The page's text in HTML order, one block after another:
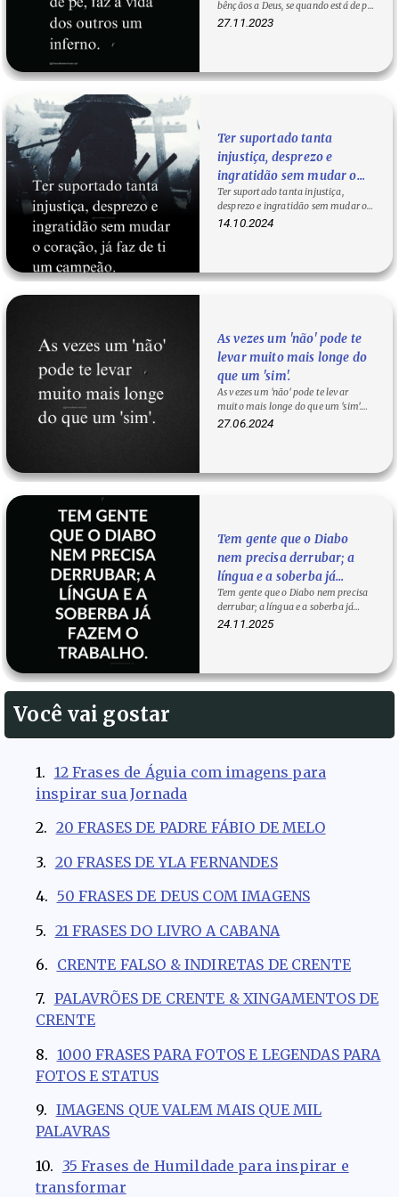
bênçãos a Deus, se quando está de pé,
torna a vida dos outros um…
27.11.2023
Ter suportado tanta
injustiça, desprezo e
ingratidão sem mudar o
coração, já faz de ti um
campeão.
Ter suportado tanta injustiça,
desprezo e ingratidão sem mudar o
coração, já faz de ti um campeão. O
14.10.2024
As vezes um 'não' pode te
levar muito mais longe do
que um 'sim'.
As vezes um 'não' pode te levar
muito mais longe do que um 'sim'.
Dizer "não" pode parecer um…
27.06.2024
Tem gente que o Diabo
nem precisa derrubar; a
língua e a soberba já
fazem o trabalho.
Tem gente que o Diabo nem precisa
derrubar; a língua e a soberba já
fazem o trabalho. Muitas quedas
24.11.2025
Você vai gostar
12 Frases de Águia com imagens para
inspirar sua Jornada
20 FRASES DE PADRE FÁBIO DE MELO
20 FRASES DE YLA FERNANDES
50 FRASES DE DEUS COM IMAGENS
21 FRASES DO LIVRO A CABANA
CRENTE FALSO & INDIRETAS DE CRENTE
PALAVRÕES DE CRENTE & XINGAMENTOS DE
CRENTE
1000 FRASES PARA FOTOS E LEGENDAS PARA
FOTOS E STATUS
IMAGENS QUE VALEM MAIS QUE MIL
PALAVRAS
35 Frases de Humildade para inspirar e
transformar